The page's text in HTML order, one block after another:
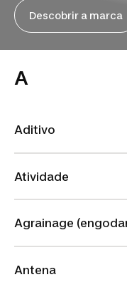
Descobrir a marca
A
Aditivo
Atividade
Agrainage
Antena